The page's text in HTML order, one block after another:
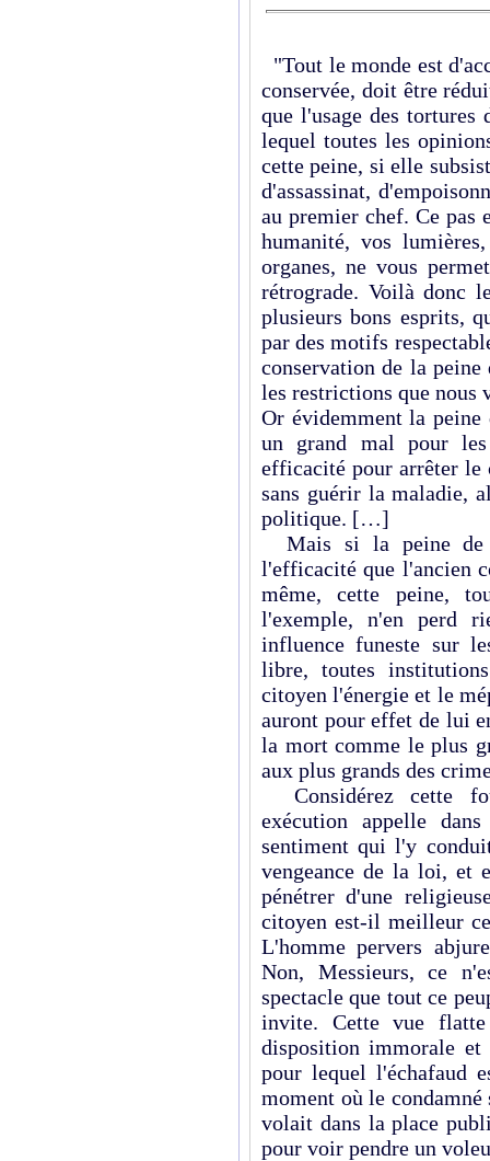
"Tout le monde est
conservée, doit être
que l'usage des
lequel toutes les
cette peine, si elle
d'assassinat,
au premier chef. Ce
humanité, vos
organes, ne vous
rétrograde. Voilà donc
plusieurs bons esprits,
par des motifs
conservation de la
les restrictions que nous
Or évidemment la peine
un grand mal pour
efficacité pour arrêter le
sans guérir la maladie,
politique. […]
Mais si la peine de
l'efficacité que l'ancien
même, cette peine,
l'exemple, n'en perd
influence funeste sur
libre, toutes
citoyen l'énergie et le
auront pour effet de lui
la mort comme le plus
aux plus grands des
Considérez cette
exécution appelle
sentiment qui l'y
vengeance de la loi, et
pénétrer d'une
citoyen est-il meilleur
L'homme pervers
Non, Messieurs, ce
spectacle que tout ce
invite. Cette vue
disposition immorale et
pour lequel l'échafaud
moment où le
volait dans la place
pour voir pendre un